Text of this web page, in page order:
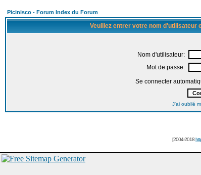
Picinisco - Forum Index du Forum
Veuillez entrer votre nom d'utilisateur
Nom d'utilisateur:
Mot de passe:
Se connecter
J'ai oublié
[2004-2018